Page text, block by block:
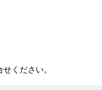
ください。